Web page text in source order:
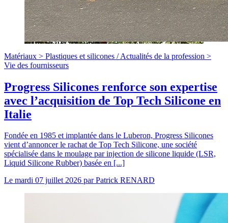
Matériaux > Plastiques et silicones /Actualités de la profession >
Vie des fournisseurs
Progress Silicones renforce son expertise
avec l’acquisition de Top Tech Silicone en
Italie
Fondée en 1985 et implantée dans le Luberon, Progress Silicones
vient d’annoncer le rachat de Top Tech Silicone, une société
spécialisée dans le moulage par injection de silicone liquide (LSR,
Liquid Silicone Rubber) basée en [...]
Le mardi 07 juillet 2026 parPatrick RENARD